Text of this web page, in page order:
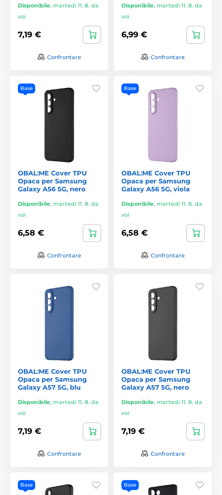
Disponibile, martedì 11. 8. da
voi
7,19 €
Confrontare
Disponibile, martedì 11. 8. da
voi
6,99 €
Confrontare
Base
OBAL:ME Cover TPU
Opaca per Samsung
Galaxy A56 5G, nero
Disponibile, martedì 11. 8. da
voi
6,58 €
Confrontare
Base
OBAL:ME Cover TPU
Opaca per Samsung
Galaxy A56 5G, viola
Disponibile, martedì 11. 8. da
voi
6,58 €
Confrontare
OBAL:ME Cover TPU
Opaca per Samsung
Galaxy A57 5G, blu
Disponibile, martedì 11. 8. da
voi
7,19 €
Confrontare
OBAL:ME Cover TPU
Opaca per Samsung
Galaxy A57 5G, nero
Disponibile, martedì 11. 8. da
voi
7,19 €
Confrontare
Base Base